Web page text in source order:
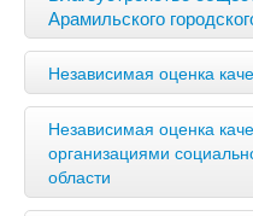
Арамильского
Независимая оценка
Независимая оценка
организациями
области